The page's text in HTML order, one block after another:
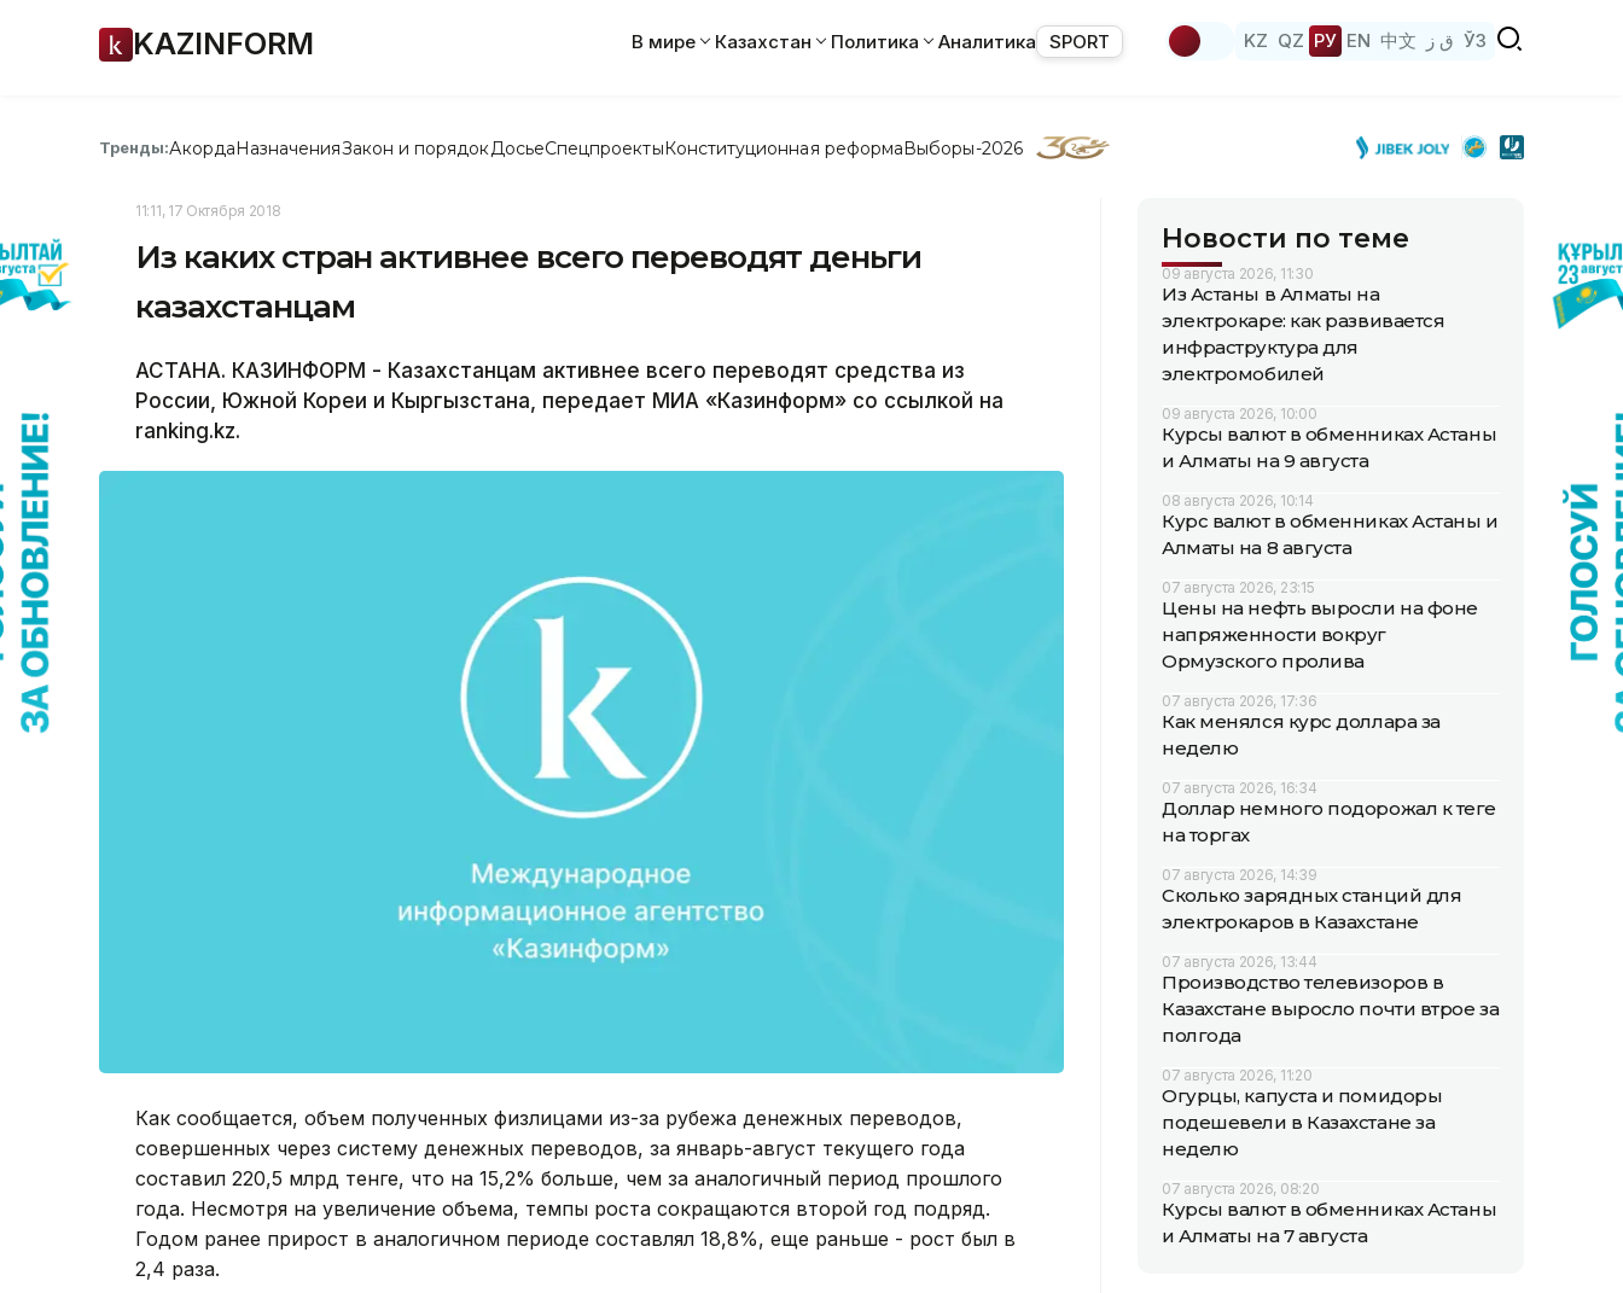
KAZINFORM В мире Казахстан Политика Аналитика SPORT KZ QZ РУ EN 中文 ق ز ЎЗ
Тренды:АкордаНазначенияЗакон и порядок ДосьеСпецпроектыКонституционная реформаВыборы-2026
11:11, 17 Октября 2018
Из каких стран активнее всего переводят деньги
казахстанцам
АСТАНА. КАЗИНФОРМ - Казахстанцам активнее всего переводят средства из
России, Южной Кореи и Кыргызстана, передает МИА «Казинформ» со ссылкой на
ranking.kz.
Как сообщается, объем полученных физлицами из-за рубежа денежных переводов,
совершенных через систему денежных переводов, за январь-август текущего года
составил 220,5 млрд тенге, что на 15,2% больше, чем за аналогичный период прошлого
года. Несмотря на увеличение объема, темпы роста сокращаются второй год подряд.
Годом ранее прирост в аналогичном периоде составлял 18,8%, еще раньше - рост был в
2,4 раза.
Новости по теме
09 августа 2026, 11:30
Из Астаны в Алматы на
электрокаре: как развивается
инфраструктура для
электромобилей
09 августа 2026, 10:00
Курсы валют в обменниках Астаны
и Алматы на 9 августа
08 августа 2026, 10:14
Курс валют в обменниках Астаны и
Алматы на 8 августа
07 августа 2026, 23:15
Цены на нефть выросли на фоне
напряженности вокруг
Ормузского пролива
07 августа 2026, 17:36
Как менялся курс доллара за
неделю
07 августа 2026, 16:34
Доллар немного подорожал к теңге
на торгах
07 августа 2026, 14:39
Сколько зарядных станций для
электрокаров в Казахстане
07 августа 2026, 13:44
Производство телевизоров в
Казахстане выросло почти втрое за
полгода
07 августа 2026, 11:20
Огурцы, капуста и помидоры
подешевели в Казахстане за
неделю
07 августа 2026, 08:20
Курсы валют в обменниках Астаны
и Алматы на 7 августа